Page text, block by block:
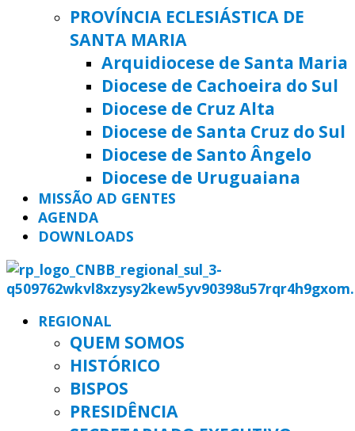
PROVÍNCIA ECLESIÁSTICA DE
SANTA MARIA
Arquidiocese de Santa Maria
Diocese de Cachoeira do Sul
Diocese de Cruz Alta
Diocese de Santa Cruz do Sul
Diocese de Santo Ângelo
Diocese de Uruguaiana
MISSÃO AD GENTES
AGENDA
DOWNLOADS
REGIONAL
QUEM SOMOS
HISTÓRICO
BISPOS
PRESIDÊNCIA